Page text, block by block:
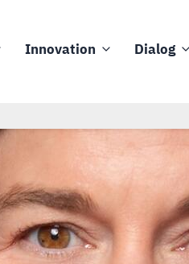
Innovation Dialog